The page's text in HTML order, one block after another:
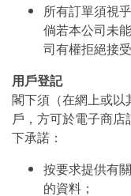
所有訂單須視
倘若本公司未
司有權拒絕接
用戶登記
閣下須（在網上或以
戶，方可於電子商店
下承諾：
按要求提供有
的資料；